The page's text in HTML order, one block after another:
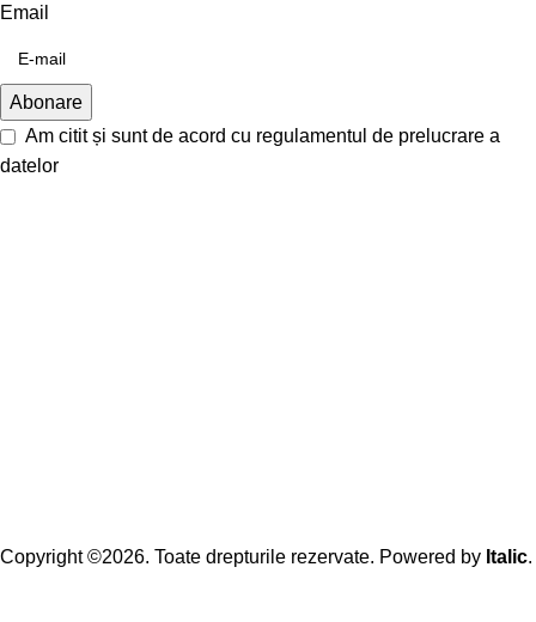
Email
Am citit și sunt de acord cu regulamentul de prelucrare a
datelor
Copyright ©2026. Toate drepturile rezervate. Powered by Italic.